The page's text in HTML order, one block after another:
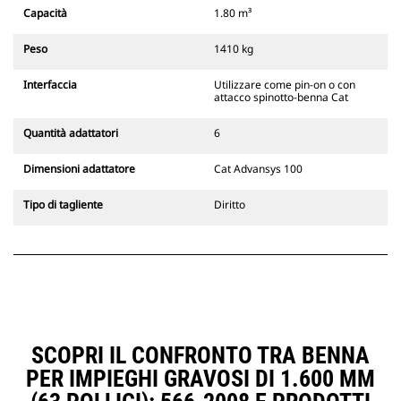
Cat sono compatibili con gli
gli escavatori gommati. Sono
larghezze per scavo di fossati.
sistema di attacco dedicato CW
fisse. Gli attacchi dedicati CW
bloccaggio a cuneo per mantenere
disponibili per tutti gli escavatori
Capacità 1.80 m³
Peso 1410 kg
Interfaccia
Utilizzare come pin-on o con
attacco spinotto-benna Cat
Quantità adattatori 6
Dimensioni adattatore Cat Advansys 100
Tipo di tagliente Diritto
SCOPRI IL CONFRONTO TRA BENNA
PER IMPIEGHI GRAVOSI DI 1.600 MM